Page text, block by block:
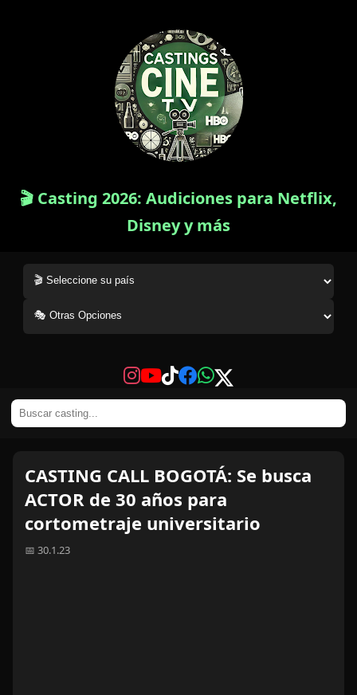
🎬 Casting 2026: Audiciones para Netflix,
Disney y más
CASTING CALL BOGOTÁ: Se busca
ACTOR de 30 años para
cortometraje universitario
📅 30.1.23